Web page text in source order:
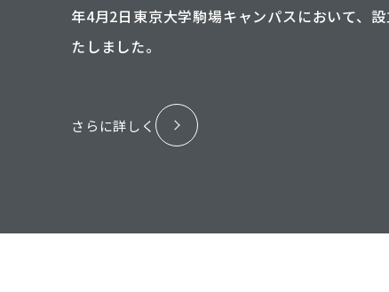
年4月2日東京大学駒場キャンパスにおいて、
たしました。
さらに詳しく